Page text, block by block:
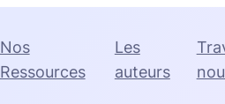
Nos
Ressources
Les
auteurs